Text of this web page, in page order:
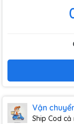
Vận
Ship Cod cả